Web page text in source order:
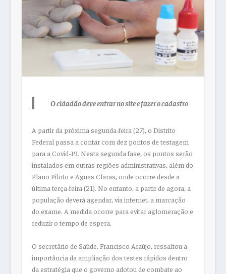
O cidadão deve entrar no site e fazer o cadastro
A partir da próxima segunda-feira (27), o Distrito
Federal passa a contar com dez pontos de testagem
para a Covid-19. Nesta segunda fase, os pontos serão
instalados em outras regiões administrativas, além do
Plano Piloto e Águas Claras, onde ocorre desde a
última terça-feira (21). No entanto, a partir de agora, a
população deverá agendar, via internet, a marcação
do exame. A medida ocorre para evitar aglomeração e
reduzir o tempo de espera.
O secretário de Saúde, Francisco Araújo, ressaltou a
importância da ampliação dos testes rápidos dentro
da estratégia que o governo adotou de combate ao